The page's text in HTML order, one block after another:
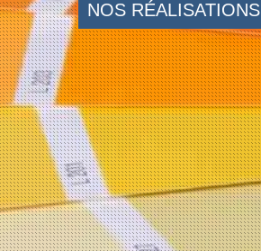
NOS RÉALISATIONS